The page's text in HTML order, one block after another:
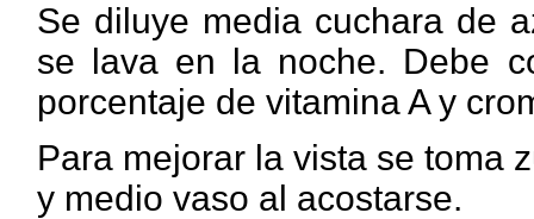
Se diluye media cuchara de
se lava en la noche. Debe
porcentaje de vitamina A y
Para mejorar la vista se toma
y medio vaso al acostarse.